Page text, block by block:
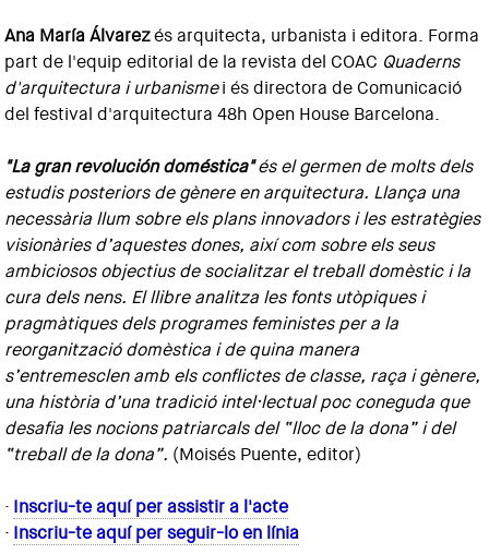
Ana María Álvarezés arquitecta, urbanista i editora. Forma
part de l'equip editorial de la revista del COAC Quaderns
d'arquitectura i urbanismei és directora de Comunicació
del festival d'arquitectura 48h Open House Barcelona.
"La gran revolución doméstica"és el germen de molts dels
estudis posteriors de gènere en arquitectura. Llança una
necessària llum sobre els plans innovadors i les estratègies
visionàries d’aquestes dones, així com sobre els seus
ambiciosos objectius de socialitzar el treball domèstic i la
cura dels nens. El llibre analitza les fonts utòpiques i
pragmàtiques dels programes feministes per a la
reorganització domèstica i de quina manera
s’entremesclen amb els conflictes de classe, raça i gènere,
una història d’una tradició intel·lectual poc coneguda que
desafia les nocions patriarcals del “lloc de la dona” i del
“treball de la dona”. (Moisés Puente, editor)
· Inscriu-te aquí per assistir a l'acte
· Inscriu-te aquí per seguir-lo en línia